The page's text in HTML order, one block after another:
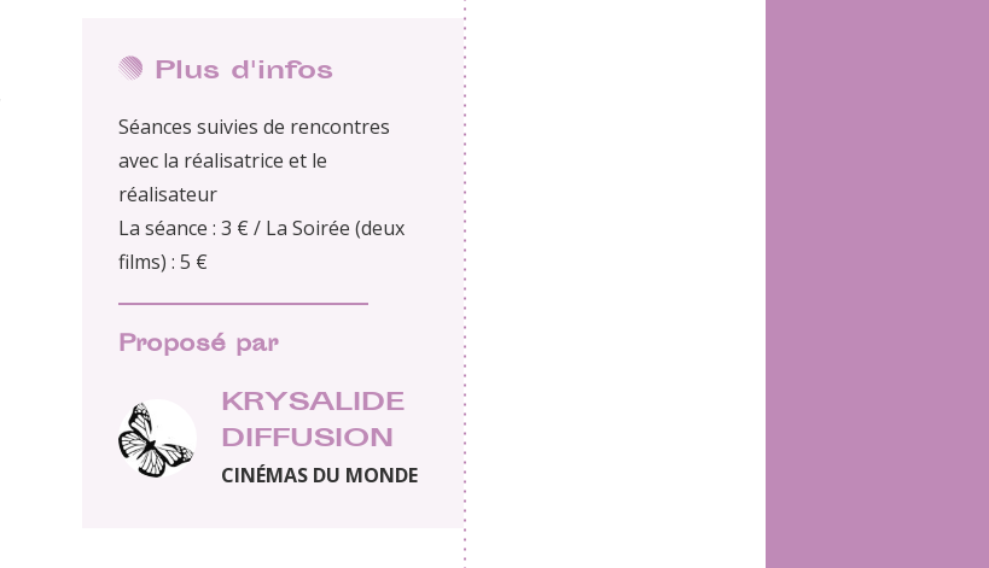
Plus d'infos
Séances suivies de rencontres
avec la réalisatrice et le
réalisateur
La séance : 3 € / La Soirée (deux
films) : 5 €
Proposé par
KRYSALIDE
DIFFUSION
CINÉMAS DU MONDE